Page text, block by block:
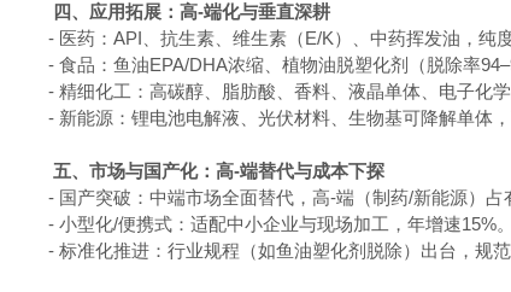
四、应用拓展：高-端化与垂直深耕
- 医药：API、抗生素、维生素（E/K）、中药挥发油，纯
- 食品：鱼油EPA/DHA浓缩、植物油脱塑化剂（脱除率
- 精细化工：高碳醇、脂肪酸、香料、液晶单体、电子化
- 新能源：锂电池电解液、光伏材料、生物基可降解单体，
五、市场与国产化：高-端替代与成本下探
- 国产突破：中端市场全面替代，高-端（制药/新能源）占
- 小型化/便携式：适配中小企业与现场加工，年增速15%。
- 标准化推进：行业规程（如鱼油塑化剂脱除）出台，规范